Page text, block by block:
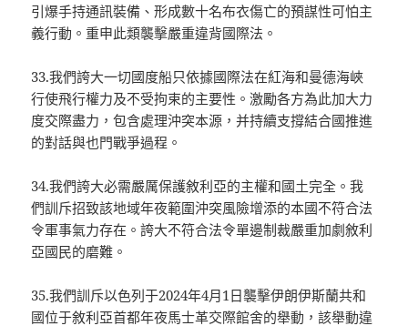
引爆手持通訊裝備、形成數十名布衣傷亡的預謀性可怕主
義行動。重申此類襲擊嚴重違背國際法。
33.我們誇大一切國度船只依據國際法在紅海和曼德海峽
行使飛行權力及不受拘束的主要性。激勵各方為此加大力
度交際盡力，包含處理沖突本源，并持續支撐結合國推進
的對話與也門戰爭過程。
34.我們誇大必需嚴厲保護敘利亞的主權和國土完全。我
們訓斥招致該地域年夜範圍沖突風險增添的本國不符合法
令軍事氣力存在。誇大不符合法令單邊制裁嚴重加劇敘利
亞國民的磨難。
35.我們訓斥以色列于2024年4月1日襲擊伊朗伊斯蘭共和
國位于敘利亞首都年夜馬士革交際館舍的舉動，該舉動違